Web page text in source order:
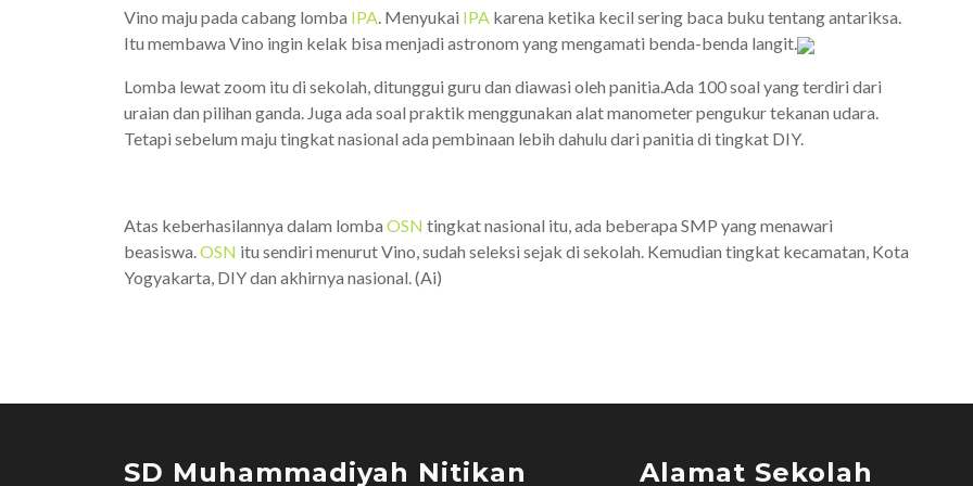
Vino maju pada cabang lomba IPA . Menyukai IPA karena ketika kecil sering baca buku tentang antariksa.
Itu membawa Vino ingin kelak bisa menjadi astronom yang mengamati benda-benda langit.
Lomba lewat zoom itu di sekolah, ditunggui guru dan diawasi oleh panitia.Ada 100 soal yang terdiri dari
uraian dan pilihan ganda. Juga ada soal praktik menggunakan alat manometer pengukur tekanan udara.
Tetapi sebelum maju tingkat nasional ada pembinaan lebih dahulu dari panitia di tingkat DIY.
Atas keberhasilannya dalam lomba OSN tingkat nasional itu, ada beberapa SMP yang menawari
beasiswa. OSN itu sendiri menurut Vino, sudah seleksi sejak di sekolah. Kemudian tingkat kecamatan, Kota
Yogyakarta, DIY dan akhirnya nasional. (Ai)
SD Muhammadiyah Nitikan Alamat Sekolah